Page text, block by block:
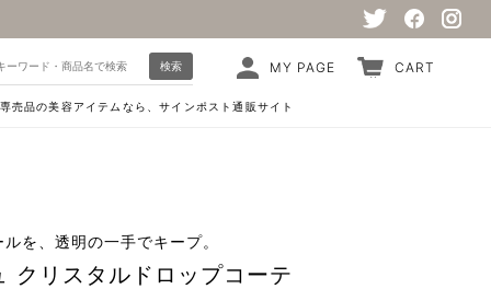
検索 MY PAGE CART
売品の美容アイテムなら、サインポスト通販サイト
を、透明の一手でキープ。
クリスタルドロップコーテ